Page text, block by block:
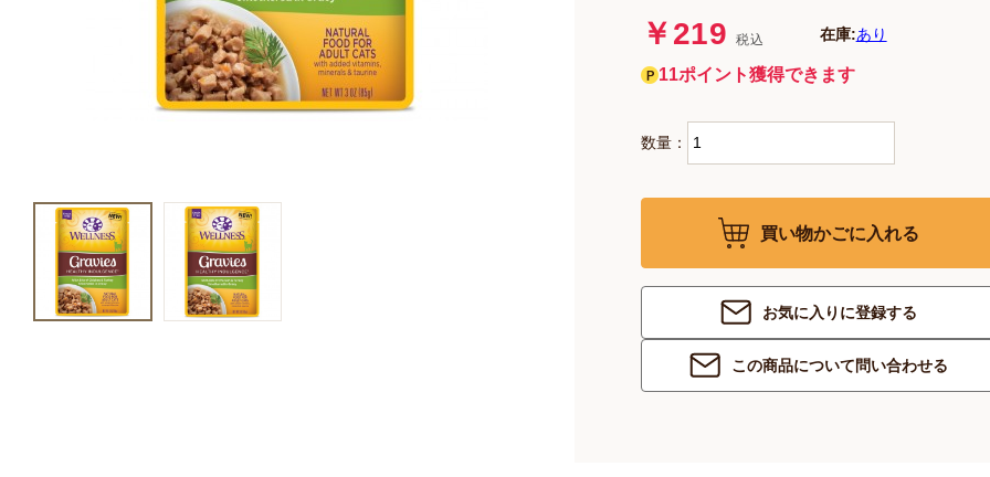
トリマーグッズ
シニアサポート
￥219 税込 在庫:あり
11ポイント獲得できます
数量：
買い物かごに入れる
お気に入りに登録する
この商品について問い合わせる